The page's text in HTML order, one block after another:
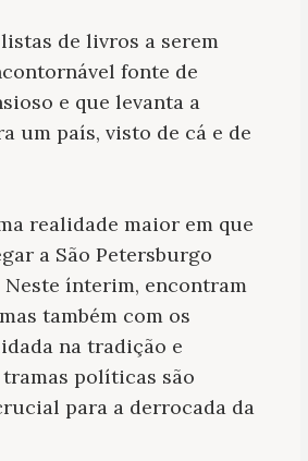
de livros a serem
fonte de
e que levanta a
um país, visto de cá e de
realidade maior em que
a São Petersburgo
Neste ínterim, encontram
também com os
na tradição e
políticas são
para a derrocada da